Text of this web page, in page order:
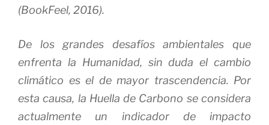
(BookFeel, 2016).
De los grandes desafíos ambientales que
enfrenta la Humanidad, sin duda el cambio
climático es el de mayor trascendencia. Por
esta causa, la Huella de Carbono se considera
actualmente un indicador de impacto